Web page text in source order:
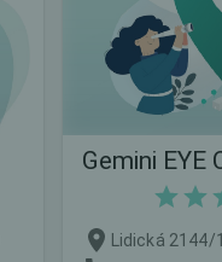
Gemini EYE